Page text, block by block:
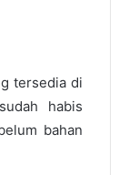
tersedia di
habis
bahan